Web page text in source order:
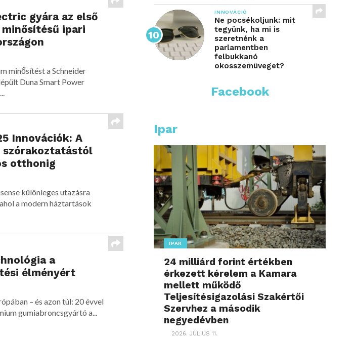
gyára az első
ipari
minősítést a Schneider
Duna Smart Power
Innovációk: A
szórakoztatástól
otthonig
különleges utazásra
a modern háztartások
a
élményért
– és azon túl: 20 évvel
gumiabroncsgyártó a...
INNOVÁCIÓ
Ne pocsékoljunk: mit
tegyünk, ha mi is
szeretnénk a
parlamentben
felbukkanó
okosszemüveget?
Facebook
Ipar
IPAR
24 milliárd forint értékben
érkezett kérelem a Kamara
mellett működő
Teljesítésigazolási Szakértői
Szervhez a második
negyedévben
2026. JÚLIUS 11.